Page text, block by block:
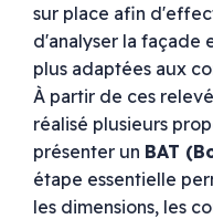
sur place afin
d'analyser la façade
plus adaptées aux
À partir de ces
réalisé plusieurs
présenter un BAT
étape essentielle
les dimensions, les